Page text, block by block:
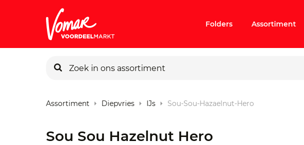
Pincode vergeten
Folders Assortiment
Assortiment Diepvries IJs Sou-Sou-Hazaelnut-Hero
Sou Sou Hazelnut Hero